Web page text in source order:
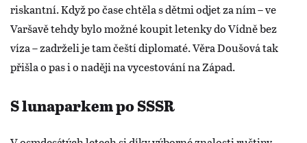
riskantní. Když po čase chtěla s dětmi odjet za ním – ve
Varšavě tehdy bylo možné koupit letenky do Vídně bez
víza – zadrželi je tam čeští diplomaté. Věra Doušová tak
přišla o pas i o naději na vycestování na Západ.
S lunaparkem po SSSR